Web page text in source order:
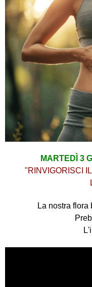
MARTEDÌ 3
"RINVIGORISCI
La nostra